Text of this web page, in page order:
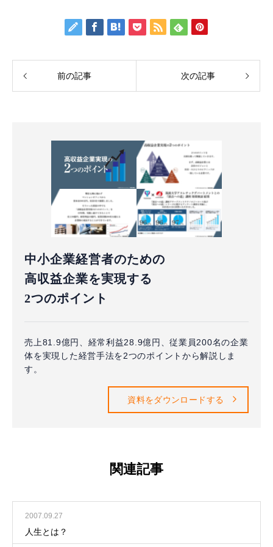
前の記事 次の記事
中小企業経営者のための
高収益企業を実現する
2つのポイント
売上81.9億円、経常利益28.9億円、従業員200名の企業
体を実現した経営手法を2つのポイントから解説しま
す。
資料をダウンロードする
関連記事
2007.09.27
人生とは？